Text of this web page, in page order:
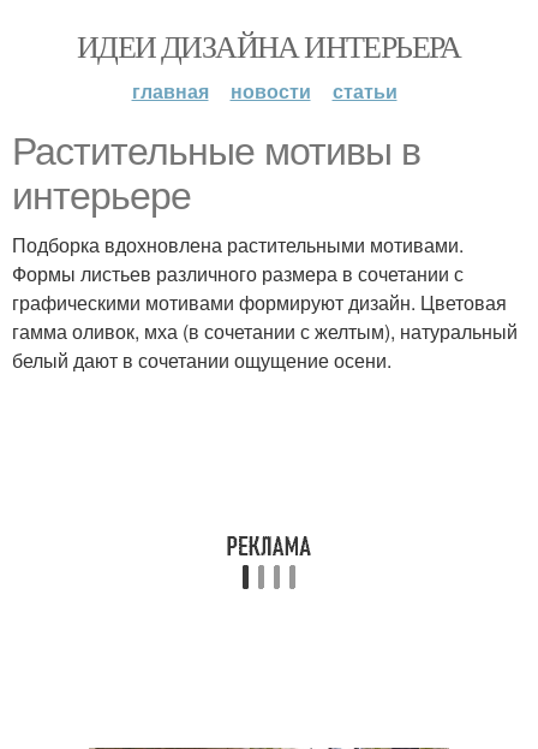
ИДЕИ ДИЗАЙНА ИНТЕРЬЕРА
главная новости статьи
Растительные мотивы в
интерьере
Подборка вдохновлена растительными мотивами.
Формы листьев различного размера в сочетании с
графическими мотивами формируют дизайн. Цветовая
гамма оливок, мха (в сочетании с желтым), натуральный
белый дают в сочетании ощущение осени.